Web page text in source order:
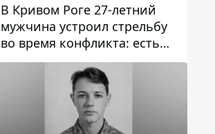
В Кривом Роге 27-летний
мужчина устроил стрельбу
во время конфликта: есть
раненый